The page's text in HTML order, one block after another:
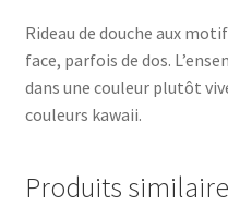
Rideau de douche aux
face, parfois de dos.
dans une couleur plutôt
couleurs kawaii.
Produits